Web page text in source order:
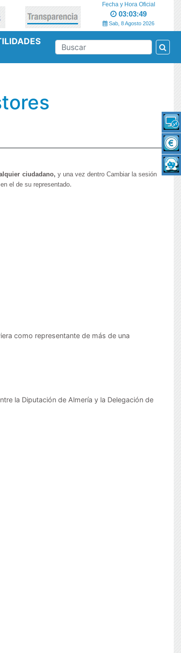
Fecha y Hora Oficial
03:03:50
Sab, 8 Agosto 2026
BUSCAR
ciudadano, y una vez dentro Cambiar la sesión
el de su representado.
como representante de más de una
la Diputación de Almería y la Delegación de